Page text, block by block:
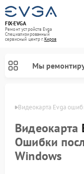
FIX-EVGA
Ремонт устройств Evga
Специализированный
cервисный центр г.Киров
Мы
Видеокарта Evga
Видеокарта
Ошибки
Windows